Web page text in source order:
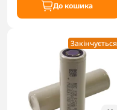
До кошика
Закінчується